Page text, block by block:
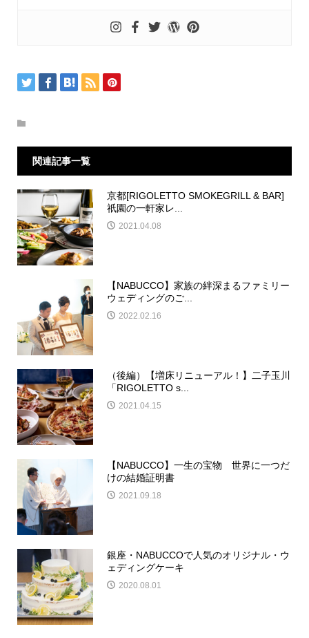
関連記事一覧
京都[RIGOLETTO SMOKEGRILL & BAR]
祇園の一軒家レ...
2021.04.08
【NABUCCO】家族の絆深まるファミリー
ウェディングのご...
2022.02.16
（後編）【増床リニューアル！】二子玉川
「RIGOLETTO s...
2021.04.15
【NABUCCO】一生の宝物 世界に一つだ
けの結婚証明書
2021.09.18
銀座・NABUCCOで人気のオリジナル・ウ
ェディングケーキ
2020.08.01